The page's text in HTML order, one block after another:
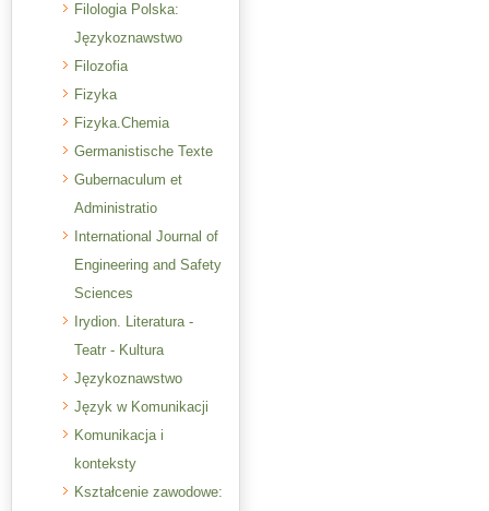
Filologia Polska:
Językoznawstwo
Filozofia
Fizyka
Fizyka.Chemia
Germanistische Texte
Gubernaculum et
Administratio
International Journal of
Engineering and Safety
Sciences
Irydion. Literatura -
Teatr - Kultura
Językoznawstwo
Język w Komunikacji
Komunikacja i
konteksty
Kształcenie zawodowe: